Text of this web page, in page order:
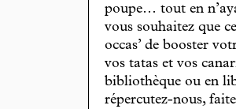
poupe… tout en
vous souhaitez que
occas’ de booster
vos tatas et vos
bibliothèque ou en
répercutez-nous,